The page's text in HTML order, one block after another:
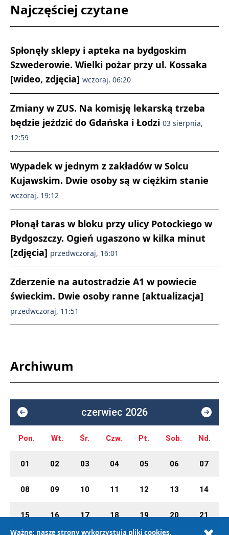
Najczęściej czytane
Spłonęły sklepy i apteka na bydgoskim
Szwederowie. Wielki pożar przy ul. Kossaka
[wideo, zdjęcia] wczoraj, 06:20
Zmiany w ZUS. Na komisję lekarską trzeba
będzie jeździć do Gdańska i Łodzi 03 sierpnia,
12:59
Wypadek w jednym z zakładów w Solcu
Kujawskim. Dwie osoby są w ciężkim stanie
wczoraj, 19:12
Płonął taras w bloku przy ulicy Potockiego w
Bydgoszczy. Ogień ugaszono w kilka minut
[zdjęcia] przedwczoraj, 16:01
Zderzenie na autostradzie A1 w powiecie
świeckim. Dwie osoby ranne [aktualizacja]
przedwczoraj, 11:51
Archiwum
czerwiec 2026
Pon. Wt. Śr. Czw. Pt. Sob. Nd.
01 02 03 04 05 06 07
08 09 10 11 12 13 14
15 16 17 18 19 20 21
Ważne: nasze strony wykorzystują pliki cookies.